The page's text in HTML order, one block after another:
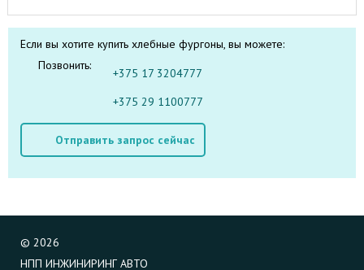
Если вы хотите купить хлебные фургоны, вы можете:
Позвонить:
+375 17 3204777
+375 29 1100777
Отправить запрос сейчас
© 2026
НПП ИНЖИНИРИНГ АВТО